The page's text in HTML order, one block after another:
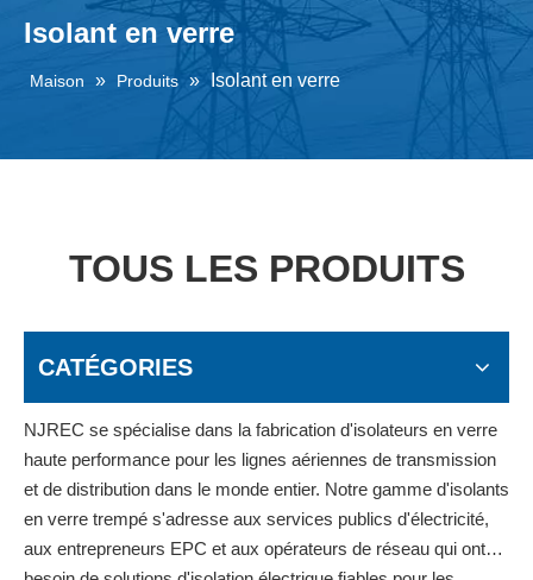
Isolant en verre
Maison » Produits » Isolant en verre
TOUS LES PRODUITS
CATÉGORIES
NJREC se spécialise dans la fabrication d'isolateurs en verre
haute performance pour les lignes aériennes de transmission
et de distribution dans le monde entier. Notre gamme d'isolants
en verre trempé s'adresse aux services publics d'électricité,
aux entrepreneurs EPC et aux opérateurs de réseau qui ont